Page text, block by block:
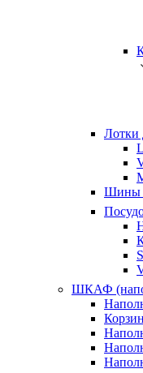
Лотки
Шины
ШКАФ